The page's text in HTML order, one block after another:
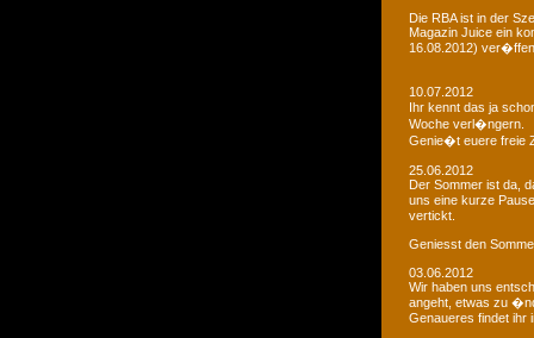
Die RBA ist in der
Magazin Juice ein
16.08.2012)
10.07.2012
Ihr kennt das ja
Woche verl�ngern.
Genie�t euere freie
25.06.2012
Der Sommer ist da,
uns eine kurze
vertickt.
Geniesst den
03.06.2012
Wir haben uns
angeht, etwas zu
Genaueres findet ihr